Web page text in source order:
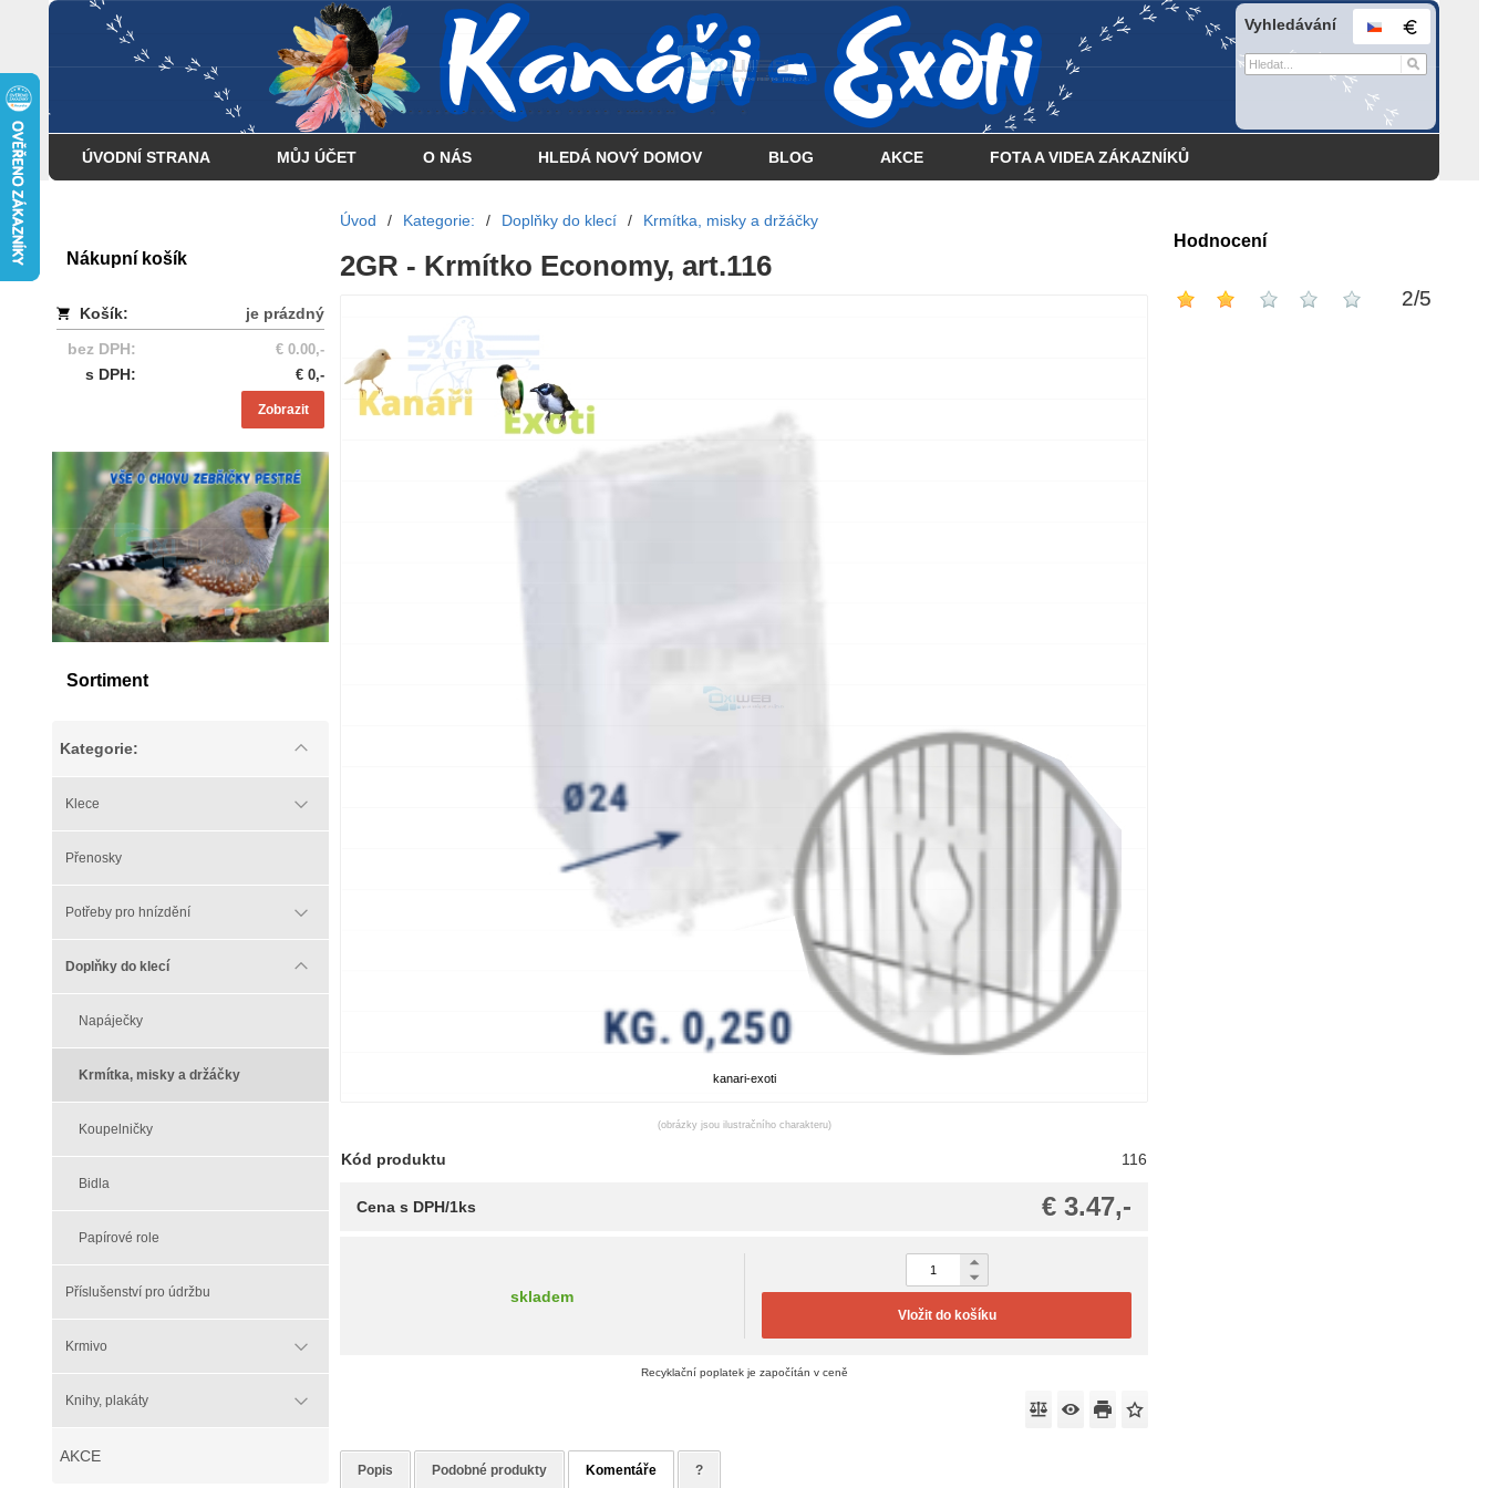
Vyhledávání
... . . . . . . . . . . . . . . . . . . . . . . . . . . . . . . . .... . . .. . .
ÚVODNÍ STRANA MŮJ ÚČET O NÁS HLEDÁ NOVÝ DOMOV BLOG AKCE FOTA A VIDEA ZÁKAZNÍKŮ
Nákupní košík
Košík:
je prázdný
bez DPH:
€ 0.00,-
s DPH: € 0,-
Zobrazit
Sortiment
Kategorie:
Klece
Přenosky
Potřeby pro hnízdění
Doplňky do klecí
Napáječky
Krmítka, misky a držáčky
Koupelničky
Bidla
Papírové role
Příslušenství pro údržbu
Krmivo
Knihy, plakáty
AKCE
Hodnocení
2/5
Úvod / Kategorie: / Doplňky do klecí / Krmítka, misky a držáčky
2GR - Krmítko Economy, art.116
kanari-exoti
(obrázky jsou ilustračního charakteru)
Kód produktu 116
€ 3.47,-
Cena s DPH/1ks
skladem
Vložit do košíku
Recyklační poplatek je započítán v ceně
Popis Podobné produkty Komentáře ?